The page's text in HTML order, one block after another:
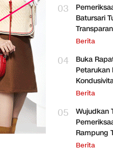
03
Batursari
Transparan
Berita
04
Buka
Petarukan
Berita
05
Wujudkan
Rampung
Berita